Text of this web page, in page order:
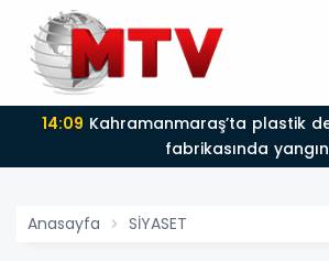
14:09
fabrikasında yangın
Anasayfa SİYASET